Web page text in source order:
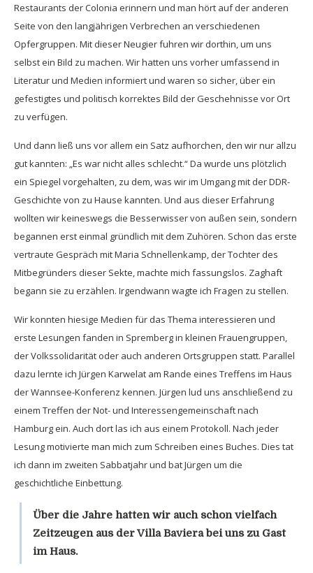
Restaurants der Colonia erinnern und man hört auf der anderen
Seite von den langjährigen Verbrechen an verschiedenen
Opfergruppen. Mit dieser Neugier fuhren wir dorthin, um uns
selbst ein Bild zu machen. Wir hatten uns vorher umfassend in
Literatur und Medien informiert und waren so sicher, über ein
gefestigtes und politisch korrektes Bild der Geschehnisse vor Ort
zu verfügen.
Und dann ließ uns vor allem ein Satz aufhorchen, den wir nur allzu
gut kannten: „Es war nicht alles schlecht.“ Da wurde uns plötzlich
ein Spiegel vorgehalten, zu dem, was wir im Umgang mit der DDR-
Geschichte von zu Hause kannten. Und aus dieser Erfahrung
wollten wir keineswegs die Besserwisser von außen sein, sondern
begannen erst einmal gründlich mit dem Zuhören. Schon das erste
vertraute Gespräch mit Maria Schnellenkamp, der Tochter des
Mitbegründers dieser Sekte, machte mich fassungslos. Zaghaft
begann sie zu erzählen. Irgendwann wagte ich Fragen zu stellen.
Wir konnten hiesige Medien für das Thema interessieren und
erste Lesungen fanden in Spremberg in kleinen Frauengruppen,
der Volkssolidarität oder auch anderen Ortsgruppen statt. Parallel
dazu lernte ich Jürgen Karwelat am Rande eines Treffens im Haus
der Wannsee-Konferenz kennen. Jürgen lud uns anschließend zu
einem Treffen der Not- und Interessengemeinschaft nach
Hamburg ein. Auch dort las ich aus einem Protokoll. Nach jeder
Lesung motivierte man mich zum Schreiben eines Buches. Dies tat
ich dann im zweiten Sabbatjahr und bat Jürgen um die
geschichtliche Einbettung.
Über die Jahre hatten wir auch schon vielfach
Zeitzeugen aus der Villa Baviera bei uns zu Gast
im Haus.